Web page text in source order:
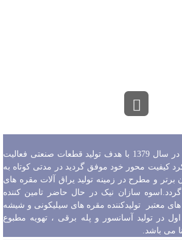
شرکت اسوه سازان نیک در سال 1379 با هدف تولید قطعات صنعتی فعالیت
کیفیت محور خود موفق گردید در مدتی کوتاه به
برتر و مطرح در زمینه تولید یراق آلات مقره های
گردد.اسوه سازان نیک در حال حاضر تامین کننده
معتبر تولیدکننده مقره های سیلیکونی و شیشه
در تولید آسانسور و پله برقی ، تهویه مطبوع
می باشد.